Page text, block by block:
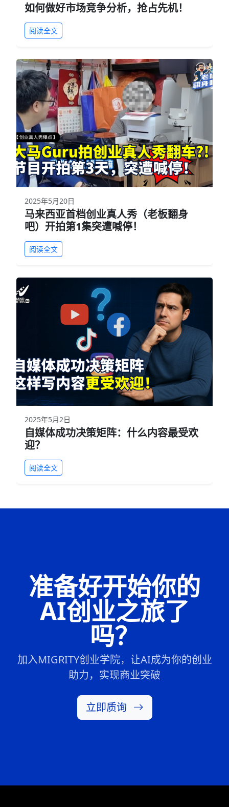
如何做好市场竞争分析，抢占先机！
阅读全文
2025年5月20日
马来西亚首档创业真人秀（老板翻身
吧）开拍第1集突遭喊停！
阅读全文
2025年5月2日
自媒体成功决策矩阵：什么内容最受欢
迎？
阅读全文
准备好开始你的
AI创业之旅了
吗？
加入MIGRITY创业学院，让AI成为你的创业
助力，实现商业突破
立即质询